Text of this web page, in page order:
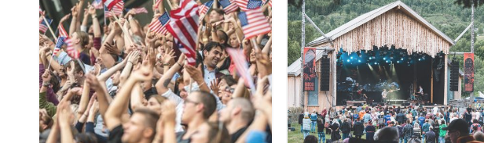
lørdag kveld. Sammenlignet med forrige
lørdag økte datatrafikken med 26
prosent, mens SMS-trafikken økte med
hele 70 prosent. Økningen var spesielt
stor i Oslo sentrum.